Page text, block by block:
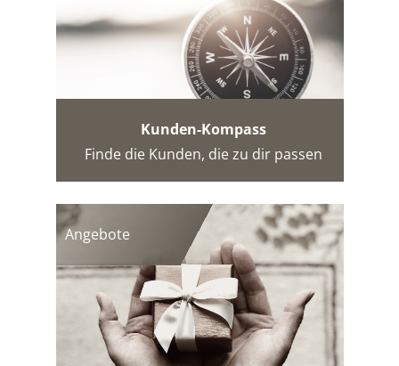
Kunden-Kompass
Finde die Kunden, die zu dir passen
Angebote